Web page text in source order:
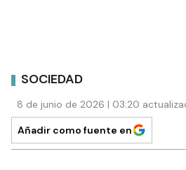
SOCIEDAD
8 de junio de 2026 | 03:20
Añadir como fuente en